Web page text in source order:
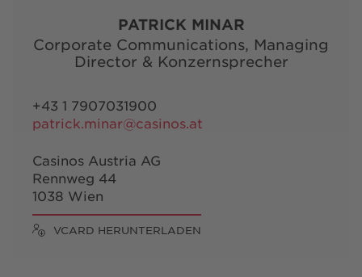
PATRICK MINAR
Corporate Communications, Managing
Director & Konzernsprecher
Casinos Austria AG
Rennweg 44
1038 Wien
+43 1 7907031900
patrick.minar@casinos.at
VCARD HERUNTERLADEN